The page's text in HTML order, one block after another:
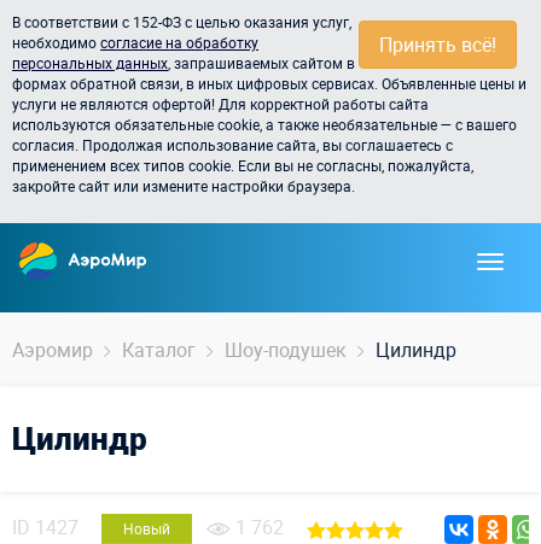
Принять всё!
В соответствии с 152-ФЗ с целью оказания услуг,
необходимосогласие на обработку
персональных данных , запрашиваемых сайтом в
формах обратной связи, в иных цифровых сервисах. Объявленные цены и
услуги не являются офертой! Для корректной работы сайта
используются обязательные cookie, а также необязательные — с вашего
согласия. Продолжая использование сайта, вы соглашаетесь с
применением всех типов cookie. Если вы не согласны, пожалуйста,
закройте сайт или измените настройки браузера.
Аэромир Каталог Шоу-подушек Цилиндр
Цилиндр
ID 1427 Новый 1 762